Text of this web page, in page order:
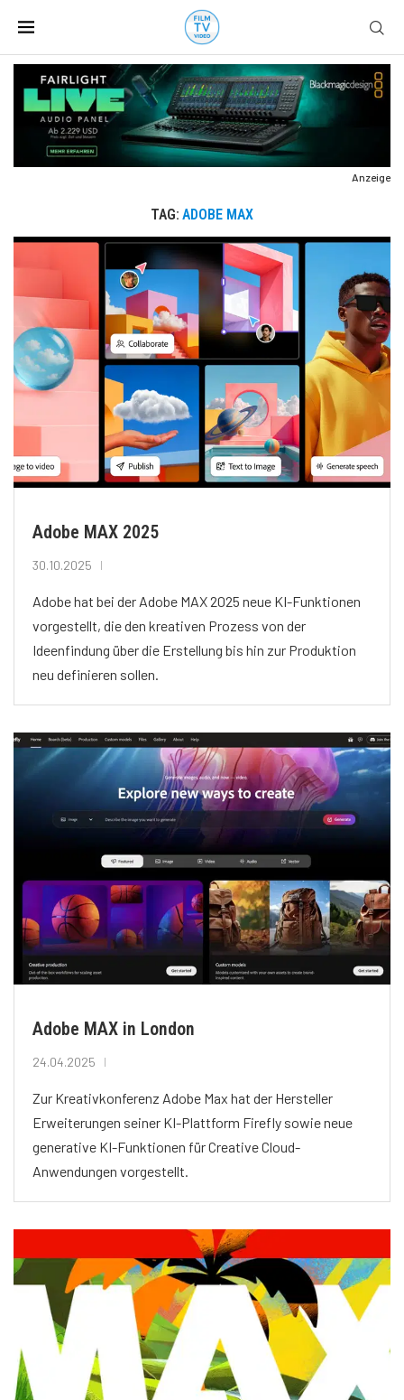
Anzeige
TAG: ADOBE MAX
Adobe MAX 2025
30.10.2025
Adobe hat bei der Adobe MAX 2025 neue KI-Funktionen
vorgestellt, die den kreativen Prozess von der
Ideenfindung über die Erstellung bis hin zur Produktion
neu definieren sollen.
Adobe MAX in London
24.04.2025
Zur Kreativkonferenz Adobe Max hat der Hersteller
Erweiterungen seiner KI-Plattform Firefly sowie neue
generative KI-Funktionen für Creative Cloud-
Anwendungen vorgestellt.